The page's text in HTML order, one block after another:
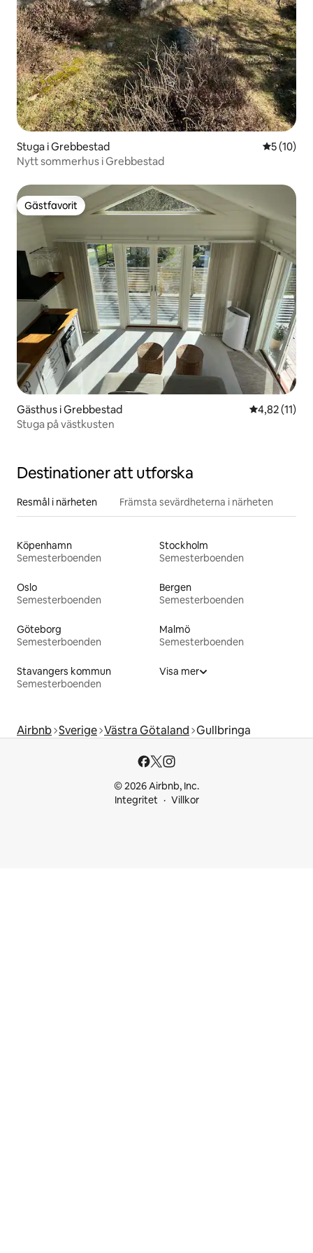
Stuga i Grebbestad 5 av 5 i
5 (10)
Nytt sommerhus i Grebbestad
Gästfavorit
Gästfavorit
Gästhus i Grebbestad 4,82 av 5 i
4,82 (11)
Stuga på västkusten
Destinationer att utforska
Resmål i närheten Främsta sevärdheterna i närheten
Köpenhamn
Semesterboenden
Stockholm
Semesterboenden
Oslo
Semesterboenden
Bergen
Semesterboenden
Göteborg
Semesterboenden
Malmö
Semesterboenden
Stavangers kommun
Semesterboenden
Visa mer
Airbnb Sverige Västra Götaland Gullbringa
© 2026 Airbnb, Inc.
Integritet
Villkor